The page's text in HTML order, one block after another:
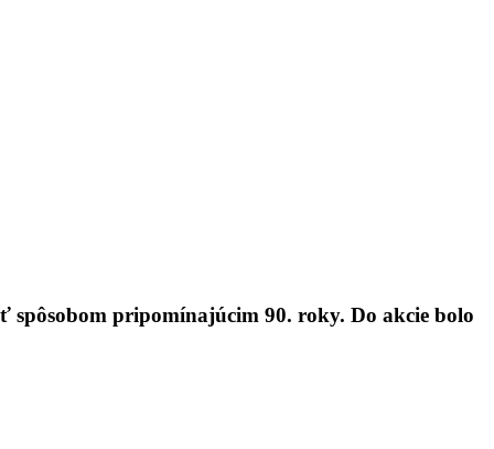
pripomínajúcim 90. roky. Do akcie bolo